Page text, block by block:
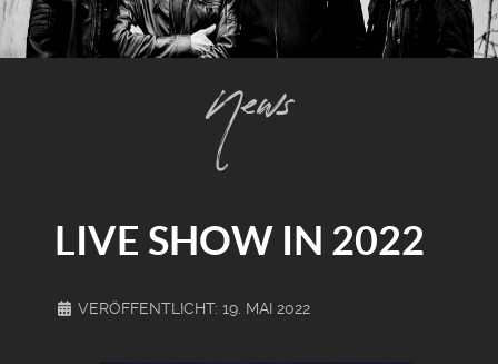
News
LIVE SHOW IN 2022
VERÖFFENTLICHT: 19. MAI 2022